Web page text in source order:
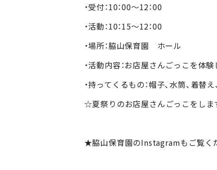
・受付：10：00～12：00
・活動：10：15～12：00
・場所：脇山保育園 ホール
・活動内容：お店屋さんごっこを体験
・持ってくるもの：帽子、水筒、着替
☆夏祭りのお店屋さんごっこをしま
★脇山保育園のInstagramもご覧